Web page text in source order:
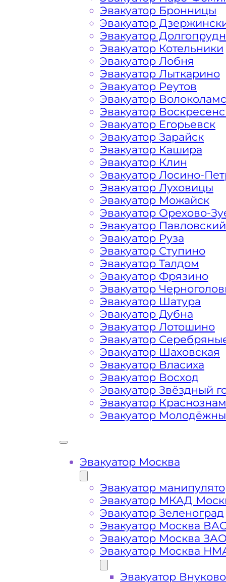
эвакуатора на дороге по низкой
в сфере транспортировки и
Рязанский Москва. Мы используем
что позволяет срочно и безопасно
Подмосковных, Московских
поломке транспортного средства
полным списком услуг эвакуатора
Административном Округе Столицы
Рязанский Какая цена
Расчет стоимости эвакуатора за
каждом конкретном случае
готова порадовать доступными
автомобилистов и Гостей Столицы.
На стоимость эвакуации
Габариты, вес и тип
Заказанный эвакуатор
платформой
Маршрут от места вызова
Рязанского района Москвы
Затрудняющие факторы –
передач (АКПП)
Буксировка автомобиля из
Эвакуатор Бронницы
Эвакуатор
Эвакуатор
Эвакуатор Котельники
Эвакуатор Лобня
Эвакуатор Лыткарино
Эвакуатор Реутов
Эвакуатор
Эвакуатор
Эвакуатор Егорьевск
Эвакуатор Зарайск
Эвакуатор Кашира
Эвакуатор Клин
Эвакуатор Лосино-
Эвакуатор Луховицы
Эвакуатор Можайск
Эвакуатор Орехово-
Эвакуатор
Эвакуатор Руза
Эвакуатор Ступино
Эвакуатор Талдом
Эвакуатор Фрязино
Эвакуатор
Эвакуатор Шатура
Эвакуатор Дубна
Эвакуатор Лотошино
Эвакуатор
Эвакуатор Шаховская
Эвакуатор Власиха
Эвакуатор Восход
Эвакуатор Звёздный
Эвакуатор
Эвакуатор
Эвакуатор Москва
Эвакуатор
Эвакуатор МКАД
Эвакуатор Зеленоград
Эвакуатор Москва
Эвакуатор Москва
Эвакуатор Москва
Эвакуатор Внуково